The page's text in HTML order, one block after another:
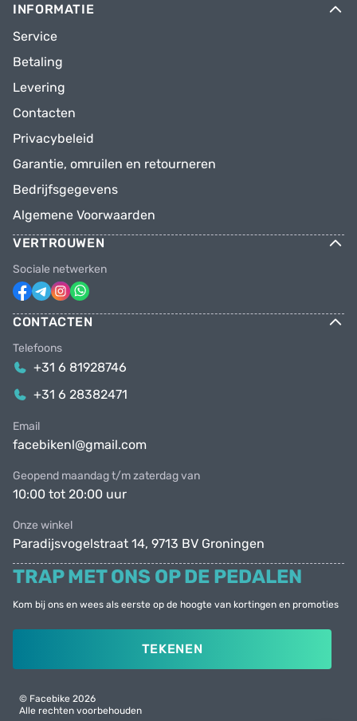
INFORMATIE
Service
Betaling
Levering
Contacten
Privacybeleid
Garantie, omruilen en retourneren
Bedrijfsgegevens
Algemene Voorwaarden
VERTROUWEN
Sociale netwerken
CONTACTEN
Telefoons
+31 6 81928746
+31 6 28382471
Email
facebikenl@gmail.com
Geopend maandag t/m zaterdag van
10:00 tot 20:00 uur
Onze winkel
Paradijsvogelstraat 14, 9713 BV Groningen
TRAP MET ONS OP DE PEDALEN
Kom bij ons en wees als eerste op de hoogte van kortingen en promoties
TEKENEN
© Facebike 2026
Alle rechten voorbehouden